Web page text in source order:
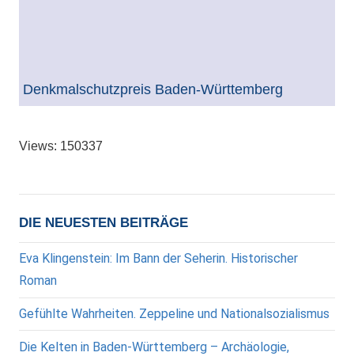
Denkmalschutzpreis Baden-Württemberg
Views: 150337
DIE NEUESTEN BEITRÄGE
Eva Klingenstein: Im Bann der Seherin. Historischer
Roman
Gefühlte Wahrheiten. Zeppeline und Nationalsozialismus
Die Kelten in Baden-Württemberg – Archäologie,